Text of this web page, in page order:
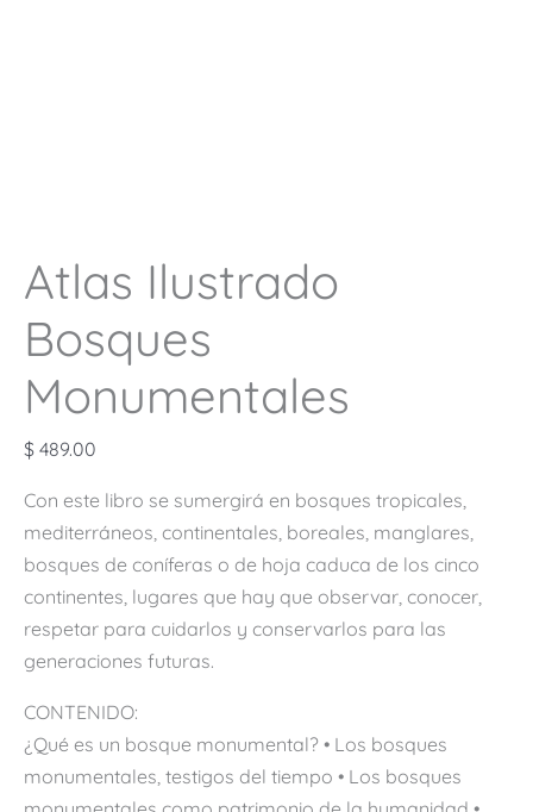
Atlas Ilustrado
Bosques
Monumentales
$ 489.00
Con este libro se sumergirá en bosques tropicales,
mediterráneos, continentales, boreales, manglares,
bosques de coníferas o de hoja caduca de los cinco
continentes, lugares que hay que observar, conocer,
respetar para cuidarlos y conservarlos para las
generaciones futuras.
CONTENIDO:
¿Qué es un bosque monumental? • Los bosques
monumentales, testigos del tiempo • Los bosques